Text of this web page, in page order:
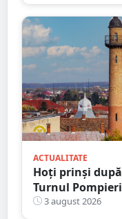
ACTUALITATE
Hoți prinși
Turnul
pază
3 august 2026